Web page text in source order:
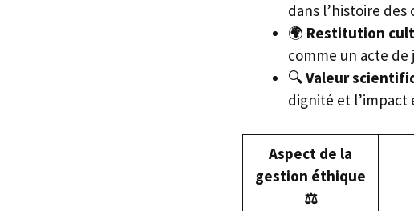
dans l’histoire des
🌍 Restitution
comme un acte
🔍Valeur
dignité et l’impact
Aspect de la
gestion éthique
⚖️